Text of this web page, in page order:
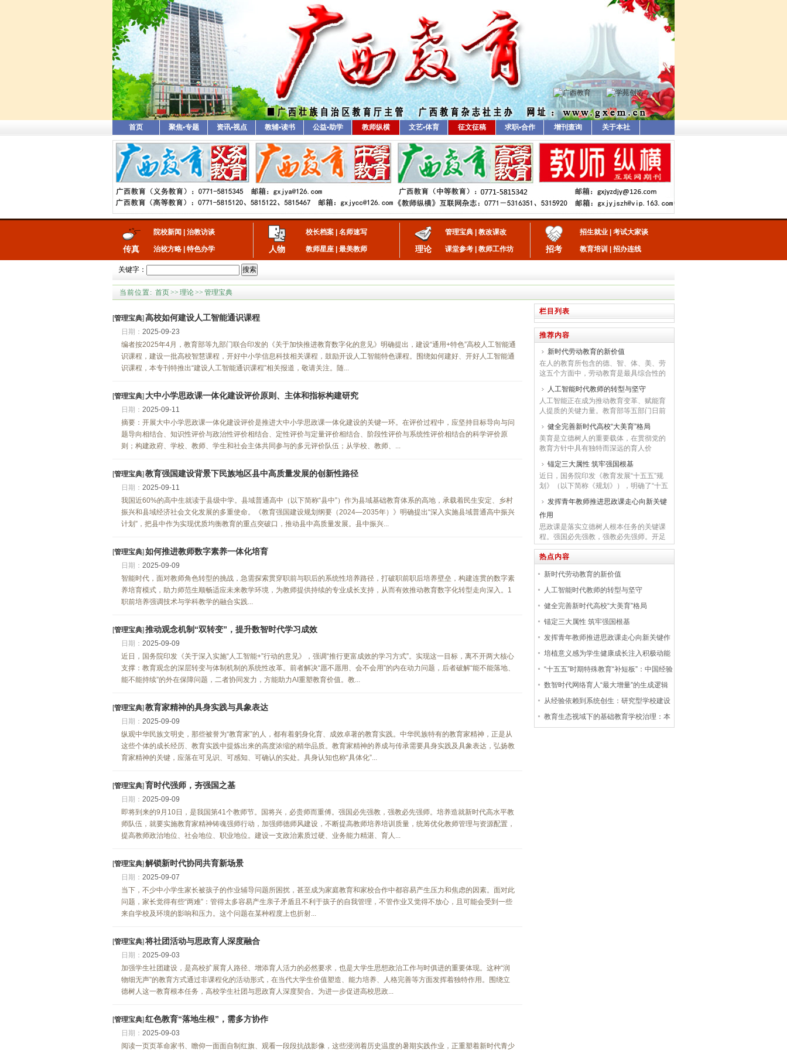
首页 聚焦•专题 资讯•视点 教辅•读书 公益•助学 教师纵横 文艺•体育 征文征稿 求职•合作 增刊查询 关于本社
传真
院校新闻 治教访谈
治校方略 特色办学 人物
校长档案 名师速写
教师星座 最美教师 理论
管理宝典 教改课改
课堂参考 教师工作坊 招考
招生就业 考试大家谈
教育培训 招办连线
关键字： 搜索
当前位置: 首页>> 理论>> 管理宝典
[管理宝典] 高校如何建设人工智能通识课程
日期： 2025-09-23
编者按2025年4月，教育部等九部门联合印发的《关于加快推进教育数字化的意见》明确提出，建设“通用+特色”高校人工智能通
识课程，建设一批高校智慧课程，开好中小学信息科技相关课程，鼓励开设人工智能特色课程。围绕如何建好、开好人工智能通
识课程，本专刊特推出“建设人工智能通识课程”相关报道，敬请关注。随...
[管理宝典] 大中小学思政课一体化建设评价原则、主体和指标构建研究
日期： 2025-09-11
摘要：开展大中小学思政课一体化建设评价是推进大中小学思政课一体化建设的关键一环。在评价过程中，应坚持目标导向与问
题导向相结合、知识性评价与政治性评价相结合、定性评价与定量评价相结合、阶段性评价与系统性评价相结合的科学评价原
则；构建政府、学校、教师、学生和社会主体共同参与的多元评价队伍；从学校、教师、...
[管理宝典] 教育强国建设背景下民族地区县中高质量发展的创新性路径
日期： 2025-09-11
我国近60%的高中生就读于县级中学。县域普通高中（以下简称“县中”）作为县域基础教育体系的高地，承载着民生安定、乡村
振兴和县域经济社会文化发展的多重使命。《教育强国建设规划纲要（2024—2035年）》明确提出“深入实施县域普通高中振兴
计划”，把县中作为实现优质均衡教育的重点突破口，推动县中高质量发展。县中振兴...
[管理宝典] 如何推进教师数字素养一体化培育
日期： 2025-09-09
智能时代，面对教师角色转型的挑战，急需探索贯穿职前与职后的系统性培养路径，打破职前职后培养壁垒，构建连贯的数字素
养培育模式，助力师范生顺畅适应未来教学环境，为教师提供持续的专业成长支持，从而有效推动教育数字化转型走向深入。1
职前培养强调技术与学科教学的融合实践...
[管理宝典] 推动观念机制“双转变”，提升数智时代学习成效
日期： 2025-09-09
近日，国务院印发《关于深入实施“人工智能+”行动的意见》，强调“推行更富成效的学习方式”。实现这一目标，离不开两大核心
支撑：教育观念的深层转变与体制机制的系统性改革。前者解决“愿不愿用、会不会用”的内在动力问题，后者破解“能不能落地、
能不能持续”的外在保障问题，二者协同发力，方能助力AI重塑教育价值。教...
[管理宝典] 教育家精神的具身实践与具象表达
日期： 2025-09-09
纵观中华民族文明史，那些被誉为“教育家”的人，都有着躬身化育、成效卓著的教育实践。中华民族特有的教育家精神，正是从
这些个体的成长经历、教育实践中提炼出来的高度浓缩的精华品质。教育家精神的养成与传承需要具身实践及具象表达，弘扬教
育家精神的关键，应落在可见识、可感知、可确认的实处。具身认知也称“具体化”...
[管理宝典] 育时代强师，夯强国之基
日期： 2025-09-09
即将到来的9月10日，是我国第41个教师节。国将兴，必贵师而重傅。强国必先强教，强教必先强师。培养造就新时代高水平教
师队伍，就要实施教育家精神铸魂强师行动，加强师德师风建设，不断提高教师培养培训质量，统筹优化教师管理与资源配置，
提高教师政治地位、社会地位、职业地位。建设一支政治素质过硬、业务能力精湛、育人...
[管理宝典] 解锁新时代协同共育新场景
日期： 2025-09-07
当下，不少中小学生家长被孩子的作业辅导问题所困扰，甚至成为家庭教育和家校合作中都容易产生压力和焦虑的因素。面对此
问题，家长觉得有些“两难”：管得太多容易产生亲子矛盾且不利于孩子的自我管理，不管作业又觉得不放心，且可能会受到一些
来自学校及环境的影响和压力。这个问题在某种程度上也折射...
[管理宝典] 将社团活动与思政育人深度融合
日期： 2025-09-03
加强学生社团建设，是高校扩展育人路径、增添育人活力的必然要求，也是大学生思想政治工作与时俱进的重要体现。这种“润
物细无声”的教育方式通过非课程化的活动形式，在当代大学生价值塑造、能力培养、人格完善等方面发挥着独特作用。围绕立
德树人这一教育根本任务，高校学生社团与思政育人深度契合。为进一步促进高校思政...
[管理宝典] 红色教育“落地生根”，需多方协作
日期： 2025-09-03
阅读一页页革命家书、瞻仰一面面自制红旗、观看一段段抗战影像，这些浸润着历史温度的暑期实践作业，正重塑着新时代青少
栏目列表
推荐内容
新时代劳动教育的新价值
在人的教育所包含的德、智、体、美、劳
这五个方面中，劳动教育是最具综合性的
赋予和发展个体的自然人以类本质属性的
过程，也就是使人成为人的过程。...
人工智能时代教师的转型与坚守
人工智能正在成为推动教育变革、赋能育
人提质的关键力量。教育部等五部门日前
联合印发《“人工智能+教育”行动计划》，
智能技术推动基础教育从标准化统一教学
向个性化支持、人机协同转型。一线教师
是此次改革的践行者与育人初心的守护
者，唯有以心驭术、守本创新，方可在智
能浪潮中坚守教育本真，夯实教育强国建
设的基层根基...
健全完善新时代高校“大美育”格局
美育是立德树人的重要载体，在贯彻党的
教育方针中具有独特而深远的育人价
五”规划》都针对“开展学校美育浸润行
动”提出要求。高校作为立德树人的主阵
地，应立足为党育人、为国育才，全面实
施美育浸润行动，推进学科美育教学改
构建全覆盖、...
锚定三大属性 筑牢强国根基
近日，国务院印发《教育发展“十五五”规
划》（以下简称《规划》），明确了“十五
务和改革举措。作为衔接《教育强国建设
规划纲要（2024—2035年）》、承接
《加快建设教育强国三年行动计划（2025
—2027年）》的中期蓝图，《规划》牢牢
把握教育的政治属性、人民属性、战略属
性，对高等...
发挥青年教师推进思政课走心向新关键
作用
思政课是落实立德树人根本任务的关键课
程。强国必先强教，强教必先强师。开足
开好思政课，关键是要建设一支政治过
硬、本领高强的思政课教师队伍。特别是
青年教师，作为中坚力量，要勇当先锋，
发挥更大作用。传道者自己首先要明道、
信道。思政课是铸魂育人的关键课程，教
领者，不能只做...
热点内容
新时代劳动教育的新价值
人工智能时代教师的转型与坚守
健全完善新时代高校“大美育”格局
锚定三大属性 筑牢强国根基
发挥青年教师推进思政课走心向新关键作
用
培植意义感为学生健康成长注入积极动能
“十五五”时期特殊教育“补短板”：中国经验
与未来走向
数智时代网络育人“最大增量”的生成逻辑
与实现路径
从经验依赖到系统创生：研究型学校建设
要点与路径
教育生态视域下的基础教育学校治理：本